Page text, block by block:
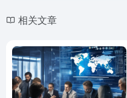
相关文章